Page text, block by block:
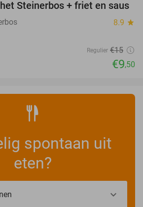
37%
Steinerbos + friet en saus
8.9 star
Regulier €15
€9,50
spontaan uit
eten?